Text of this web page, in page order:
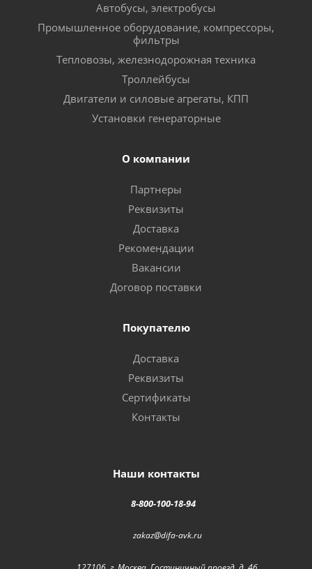
Автобусы, электробусы
Промышленное оборудование, компрессоры,
фильтры
Тепловозы, железнодорожная техника
Троллейбусы
Двигатели и силовые агрегаты, КПП
Установки генераторные
О компании
Партнеры
Реквизиты
Доставка
Рекомендации
Вакансии
Договор поставки
Покупателю
Доставка
Реквизиты
Сертификаты
Контакты
Наши контакты
8-800-100-18-94
zakaz@difa-avk.ru